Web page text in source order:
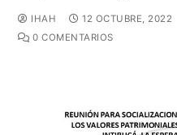
IHAH 12 OCTUBRE, 2022
0 COMENTARIOS